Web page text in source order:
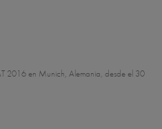
2016 en Munich, Alemania, desde el 30